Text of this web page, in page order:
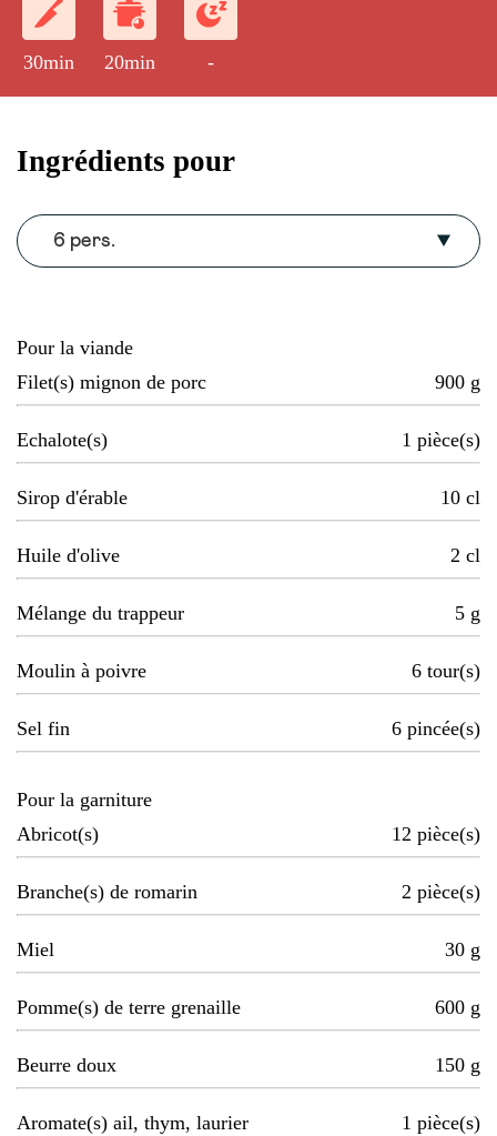
30min 20min -
Ingrédients pour
6 pers.
Pour la viande
Filet(s) mignon de porc
900 g
Echalote(s) 1 pièce(s)
Sirop d'érable 10 cl
Huile d'olive 2 cl
Mélange du trappeur 5 g
Moulin à poivre 6 tour(s)
Sel fin 6 pincée(s)
Pour la garniture
Abricot(s)
12 pièce(s)
Branche(s) de romarin 2 pièce(s)
Miel 30 g
Pomme(s) de terre grenaille 600 g
Beurre doux 150 g
Aromate(s) ail, thym, laurier 1 pièce(s)